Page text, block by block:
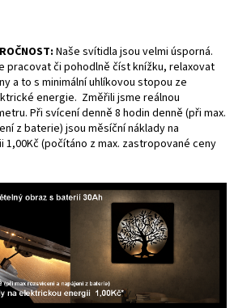
Naše svítidla jsou velmi úsporná.
pracovat či pohodlně číst knížku, relaxovat
a to s minimální uhlíkovou stopou ze
energie. Změřili jsme reálnou
Při svícení denně 8 hodin denně (při max.
z baterie) jsou měsíční náklady na
(počítáno z max. zastropované ceny